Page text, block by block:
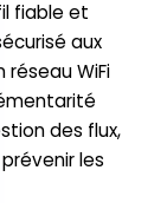
fiable et
aux
réseau WiFi
des flux,
les